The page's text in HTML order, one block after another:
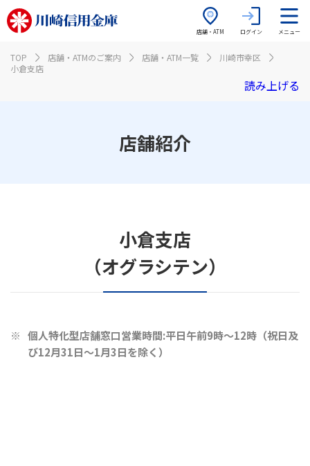
店舗・ATM ログイン メニュー
TOP 店舗・ATMのご案内 店舗・ATM一覧
川崎市幸区
小倉支店
読み上げる
店舗紹介
小倉支店
（オグラシテン）
個人特化型店舗窓口営業時間:平日午前9時～12時（祝日及
び12月31日～1月3日を除く）